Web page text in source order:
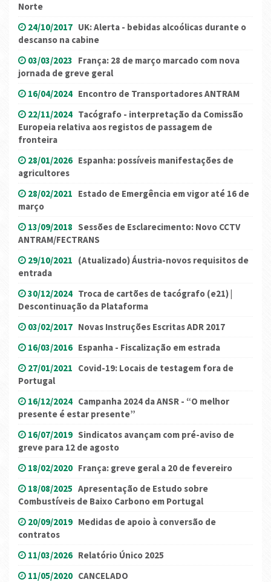
Norte
24/10/2017 UK: Alerta - bebidas alcoólicas durante o
descanso na cabine
03/03/2023 França: 28 de março marcado com nova
jornada de greve geral
16/04/2024 Encontro de Transportadores ANTRAM
22/11/2024 Tacógrafo - interpretação da Comissão
Europeia relativa aos registos de passagem de
fronteira
28/01/2026 Espanha: possíveis manifestações de
agricultores
28/02/2021 Estado de Emergência em vigor até 16 de
março
13/09/2018 Sessões de Esclarecimento: Novo CCTV
ANTRAM/FECTRANS
29/10/2021 (Atualizado) Áustria-novos requisitos de
entrada
30/12/2024 Troca de cartões de tacógrafo (e21) |
Descontinuação da Plataforma
03/02/2017 Novas Instruções Escritas ADR 2017
16/03/2016 Espanha - Fiscalização em estrada
27/01/2021 Covid-19: Locais de testagem fora de
Portugal
16/12/2024 Campanha 2024 da ANSR - “O melhor
presente é estar presente”
16/07/2019 Sindicatos avançam com pré-aviso de
greve para 12 de agosto
18/02/2020 França: greve geral a 20 de fevereiro
18/08/2025 Apresentação de Estudo sobre
Combustíveis de Baixo Carbono em Portugal
20/09/2019 Medidas de apoio à conversão de
contratos
11/03/2026 Relatório Único 2025
11/05/2020 CANCELADO